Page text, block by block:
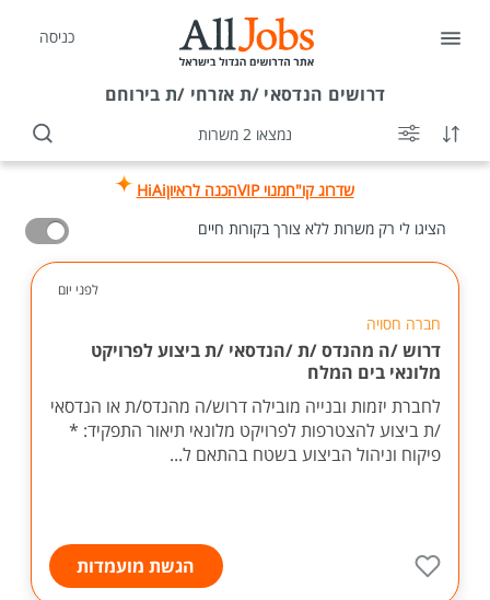
כניסה
דרושים הנדסאי /ת אזרחי /ת בירוחם
נמצאו 2 משרות
שדרוג קו"חמנוי VIP הכנה לראיוןHiAi
הציגו לי רק משרות ללא צורך בקורות חיים
לפני יום
חברה חסויה
דרוש /ה מהנדס /ת /הנדסאי /ת ביצוע לפרויקט
מלונאי בים המלח
לחברת יזמות ובנייה מובילה דרוש/ה מהנדס/ת או הנדסאי
/ת ביצוע להצטרפות לפרויקט מלונאי תיאור התפקיד: *
פיקוח וניהול הביצוע בשטח בהתאם ל...
הגשת מועמדות